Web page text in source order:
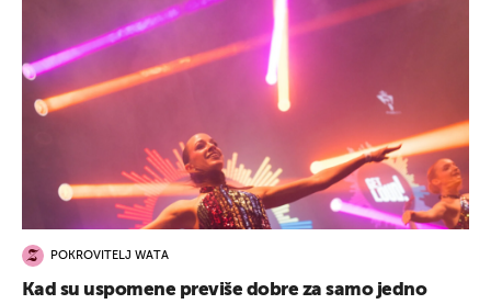
POKROVITELJ WATA
Kad su uspomene previše dobre za samo jedno